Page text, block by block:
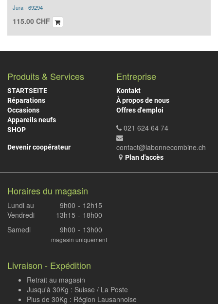
Jura - 69294
115.00 CHF
Produits & Services
STARTSEITE
Réparations
Occasions
Appareils neufs
SHOP
Devenir coopérateur
Entreprise
Kontakt
À propos de nous
Offres d'emploi
021 624 64 74
contact@labonnecombine.ch
Plan d'accès
Horaires du magasin
Lundi au
Vendredi
9h00
13h15
-
-
12h15
18h00
Samedi
9h00 - 13h00
magasin uniquement
Livraison - Expédition
Retrait au magasin
Jusqu'à 30Kg : Suisse / La Poste
Plus de 30Kg : Région Lausannoise